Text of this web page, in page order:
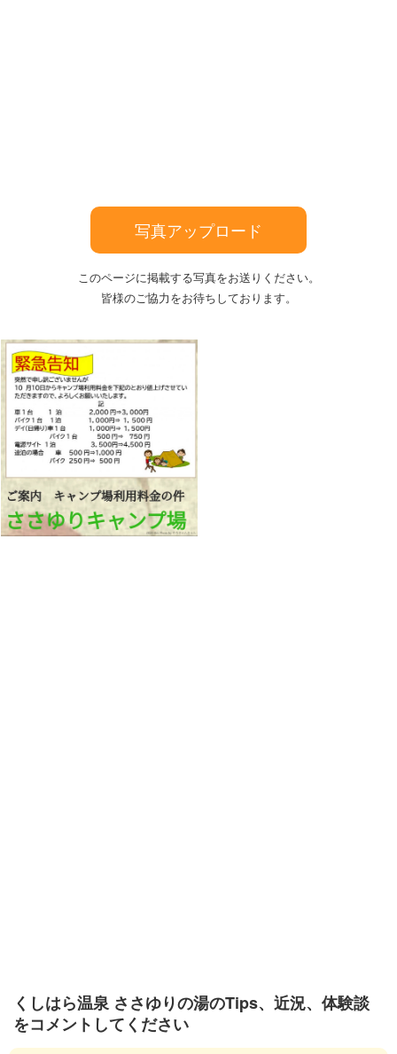
写真アップロード
このページに掲載する写真をお送りください。
皆様のご協力をお待ちしております。
くしはら温泉 ささゆりの湯のTips、近況、体験談
をコメントしてください